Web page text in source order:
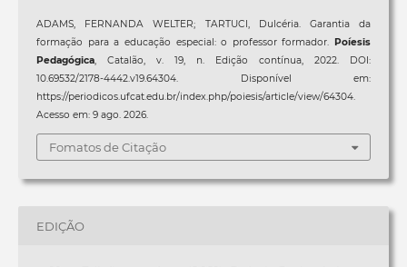
ADAMS, FERNANDA WELTER; TARTUCI, Dulcéria. Garantia da
formação para a educação especial: o professor formador.Poíesis
Pedagógica, Catalão, v. 19, n. Edição contínua, 2022. DOI:
10.69532/2178-4442.v19.64304. Disponível em:
https://periodicos.ufcat.edu.br/index.php/poiesis/article/view/64304.
Acesso em: 9 ago. 2026.
Fomatos de Citação
EDIÇÃO